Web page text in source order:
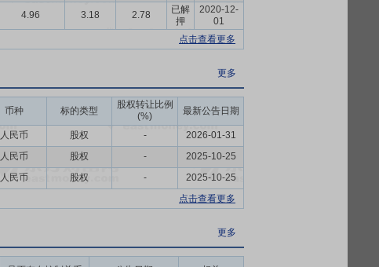
份有限公司5,000万股股份转让给安达百慕大
4.96 3.18 2.78
已解
押
2020-12-
01
点击查看更多
更多
币种 标的类型
股权转让比例
(%)
最新公告日期
人民币 股权 -
2026-01-31
人民币 股权 -
2025-10-25
人民币 股权 -
2025-10-25
点击查看更多
更多